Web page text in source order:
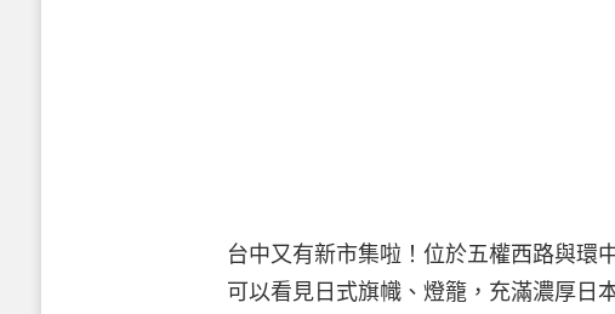
台中又有新市集啦！位於五權西路與環
可以看見日式旗幟、燈籠，充滿濃厚日